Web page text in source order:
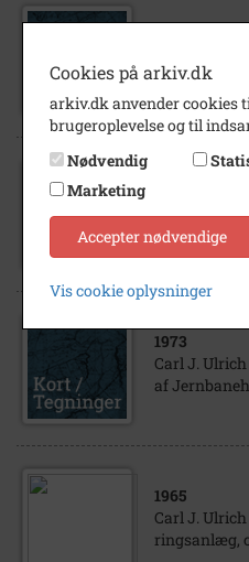
Nedbrydning
Haslev
1973
Carl J.
af
1965
Carl J.
ringsanlæg,
Cookies på arkiv.dk
arkiv.dk anvender cookies
brugeroplevelse og til
Nødvendig
Marketing
Accepter nødvendige
Vis cookie oplysninger